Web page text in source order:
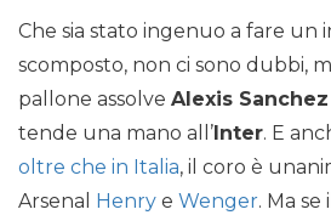
Che sia stato ingenuo a fare un
scomposto, non ci sono dubbi,
pallone assolve Alexis Sanchez
tende una mano all’Inter. E
oltre che in Italia, il coro è
Arsenal Henry e Wenger. Ma